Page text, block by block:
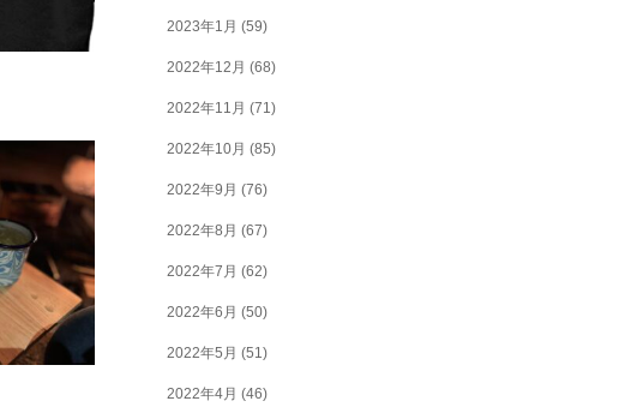
2023年1月 (59)
2022年12月 (68)
2022年11月 (71)
2022年10月 (85)
2022年9月 (76)
2022年8月 (67)
2022年7月 (62)
2022年6月 (50)
2022年5月 (51)
2022年4月 (46)